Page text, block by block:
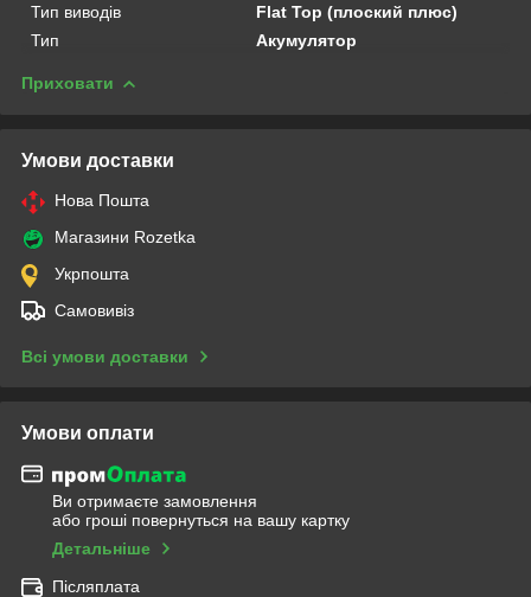
Тип виводів
Flat Top (плоский плюс)
Тип
Акумулятор
Приховати
Умови доставки
Нова Пошта
Магазини Rozetka
Укрпошта
Самовивіз
Всі умови доставки
Умови оплати
Ви отримаєте замовлення
або гроші повернуться на вашу картку
Детальніше
Післяплата